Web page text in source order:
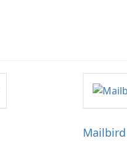
Mailbird